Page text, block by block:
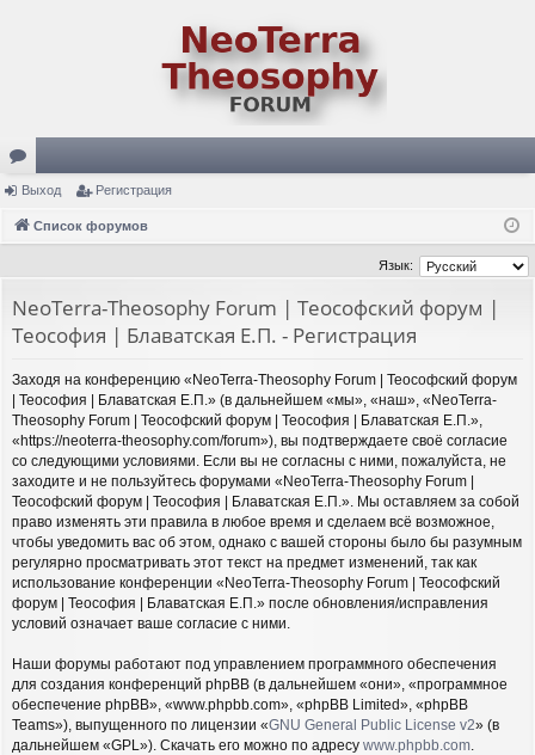
ор
ум
Выход Регистрация
Список форумов
Язык:
NeoTerra-Theosophy Forum | Теософский форум |
Теософия | Блаватская Е.П. - Регистрация
Заходя на конференцию «NeoTerra-Theosophy Forum | Теософский форум
| Теософия | Блаватская Е.П.» (в дальнейшем «мы», «наш», «NeoTerra-
Theosophy Forum | Теософский форум | Теософия | Блаватская Е.П.»,
«https://neoterra-theosophy.com/forum»), вы подтверждаете своё согласие
со следующими условиями. Если вы не согласны с ними, пожалуйста, не
заходите и не пользуйтесь форумами «NeoTerra-Theosophy Forum |
Теософский форум | Теософия | Блаватская Е.П.». Мы оставляем за собой
право изменять эти правила в любое время и сделаем всё возможное,
чтобы уведомить вас об этом, однако с вашей стороны было бы разумным
регулярно просматривать этот текст на предмет изменений, так как
использование конференции «NeoTerra-Theosophy Forum | Теософский
форум | Теософия | Блаватская Е.П.» после обновления/исправления
условий означает ваше согласие с ними.
Наши форумы работают под управлением программного обеспечения
для создания конференций phpBB (в дальнейшем «они», «программное
обеспечение phpBB», «www.phpbb.com», «phpBB Limited», «phpBB
Teams»), выпущенного по лицензии «GNU General Public License v2» (в
дальнейшем «GPL»). Скачать его можно по адресу www.phpbb.com